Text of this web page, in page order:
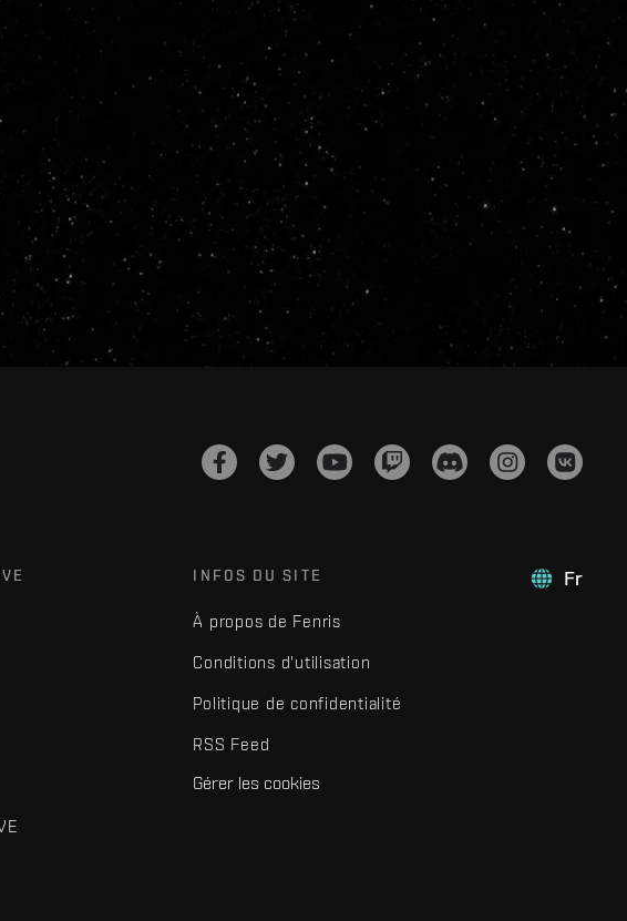
Fr
INFOS DU SITE
À propos de Fenris
Conditions d'utilisation
Politique de confidentialité
RSS Feed
Gérer les cookies